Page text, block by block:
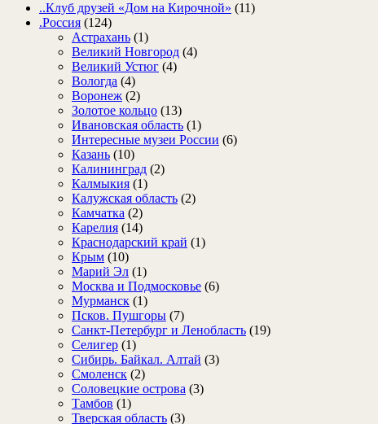
..Клуб друзей «Дом на Кирочной» (11)
.Россия (124)
Астрахань (1)
Великий Новгород (4)
Великий Устюг (4)
Вологда (4)
Воронеж (2)
Золотое кольцо (13)
Ивановская область (1)
Интересные музеи России (6)
Казань (10)
Калининград (2)
Калмыкия (1)
Калужская область (2)
Камчатка (2)
Карелия (14)
Краснодарский край (1)
Крым (10)
Марий Эл (1)
Москва и Подмосковье (6)
Мурманск (1)
Псков. Пушгоры (7)
Санкт-Петербург и Ленобласть (19)
Селигер (1)
Сибирь. Байкал. Алтай (3)
Смоленск (2)
Соловецкие острова (3)
Тамбов (1)
Тверская область (3)